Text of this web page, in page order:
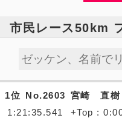
市民レース50km
1位 No.2603 宮崎 直樹
1:21:35.541
+Top :